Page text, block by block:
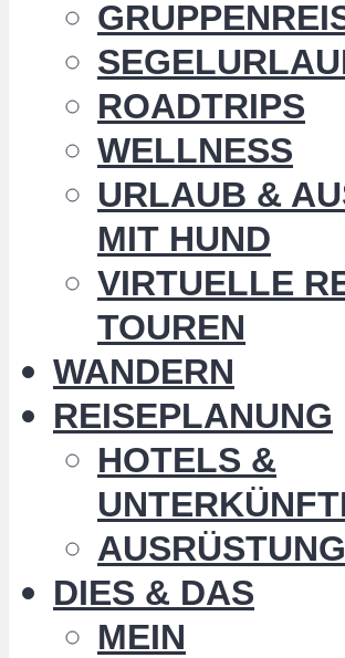
ROADTRIPS
WELLNESS
URLAUB &
MIT HUND
VIRTUELLE
TOUREN
WANDERN
REISEPLANUNG
HOTELS &
DIES & DAS
MEIN